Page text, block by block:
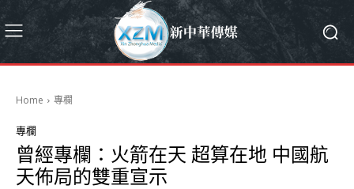
Home 專欄
專欄
曾經專欄：火箭在天 超算在地 中國航
天佈局的雙重宣示